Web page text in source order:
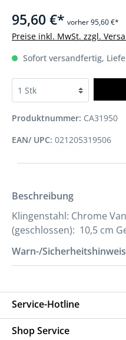
95,60 €* vorher 95,60 €*
Preise inkl. MwSt. zzgl.
Sofort versandfertig,
Produktnummer: CA31950
EAN/ UPC: 021205319506
Beschreibung
Klingenstahl: Chrome
(geschlossen): 10,5 cm
Warn-/
Service-Hotline
Shop Service